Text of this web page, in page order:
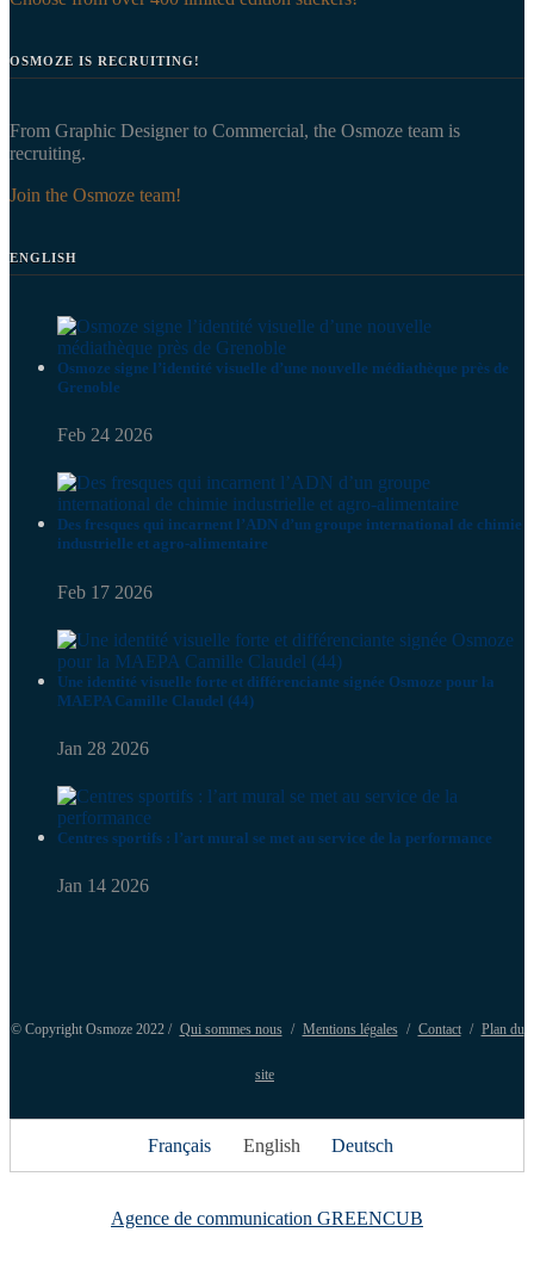
OSMOZE IS RECRUITING!
From Graphic Designer to Commercial, the Osmoze team is
recruiting.
Join the Osmoze team!
ENGLISH
Osmoze signe l’identité visuelle d’une nouvelle médiathèque près de
Grenoble
Feb 24 2026
Des fresques qui incarnent l’ADN d’un groupe international de chimie
industrielle et agro-alimentaire
Feb 17 2026
Une identité visuelle forte et différenciante signée Osmoze pour la
MAEPA Camille Claudel (44)
Jan 28 2026
Centres sportifs : l’art mural se met au service de la performance
Jan 14 2026
© Copyright Osmoze 2022 / Qui sommes nous / Mentions légales / Contact / Plan du
site
Français English Deutsch
Agence de communication GREENCUB